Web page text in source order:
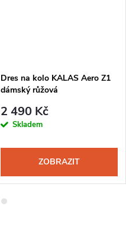
Dres na kolo KALAS Aero Z1
dámský růžová
2 490 Kč
Skladem
ZOBRAZIT